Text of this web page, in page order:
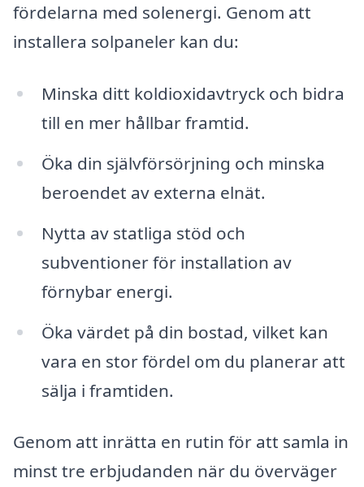
fördelarna med solenergi. Genom att
installera solpaneler kan du:
Minska ditt koldioxidavtryck och bidra
till en mer hållbar framtid.
Öka din självförsörjning och minska
beroendet av externa elnät.
Nytta av statliga stöd och
subventioner för installation av
förnybar energi.
Öka värdet på din bostad, vilket kan
vara en stor fördel om du planerar att
sälja i framtiden.
Genom att inrätta en rutin för att samla in
minst tre erbjudanden när du överväger